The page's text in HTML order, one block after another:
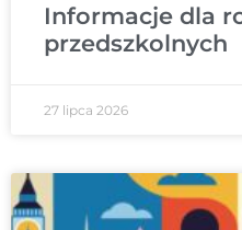
Informacje dla
przedszkolnych
27 lipca 2026